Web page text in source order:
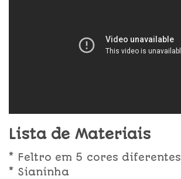
Lista de Materiais
* Feltro em 5 cores diferentes
* Sianinha